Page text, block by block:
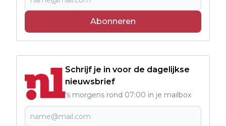
Abonneren
Schrijf je in voor de dagelijkse
nieuwsbrief
's morgens rond 07:00 in je mailbox